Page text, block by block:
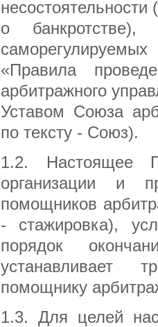
несостоятельности
о банкротстве),
«Правила
арбитражного
Уставом Союза
по тексту - Союз).
1.2. Настоящее
организации и
помощников
- стажировка),
порядок
устанавливает
помощнику
1.3. Для целей